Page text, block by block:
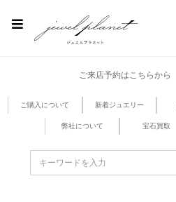
ご来店予約はこちらから
ご購入について 新着ジュエリー
弊社について 宝石買取